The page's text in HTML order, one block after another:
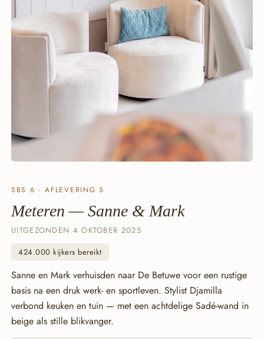
SBS 6 · AFLEVERING 5
Meteren — Sanne & Mark
UITGEZONDEN 4 OKTOBER 2025
424.000 kijkers bereikt
Sanne en Mark verhuisden naar De Betuwe voor een rustige
basis na een druk werk- en sportleven. Stylist Djamilla
verbond keuken en tuin — met een achtdelige Sadé-wand in
beige als stille blikvanger.